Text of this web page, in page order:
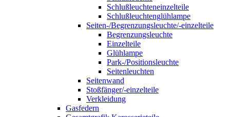
Schlußleuchteneinzelteile
Schlußleuchtenglühlampe
Seiten-/Begrenzungsleuchte/-einzelteile
Begrenzungsleuchte
Einzelteile
Glühlampe
Park-/Positionsleuchte
Seitenleuchten
Seitenwand
Stoßfänger/-einzelteile
Verkleidung
Gasfedern